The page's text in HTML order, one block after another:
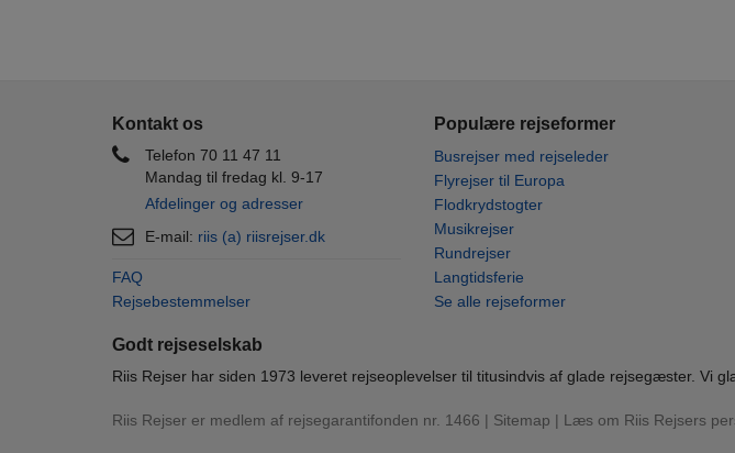
Kontakt os
Telefon 70 11 47 11
Mandag til fredag kl. 9-17
Afdelinger og adresser
E-mail: riis (a) riisrejser.dk
FAQ
Rejsebestemmelser
Populære rejseformer
Busrejser med rejseleder
Flyrejser til Europa
Flodkrydstogter
Musikrejser
Rundrejser
Langtidsferie
Se alle rejseformer
Godt rejseselskab
Riis Rejser har siden 1973 leveret rejseoplevelser til titusindvis af glade rejsegæster. Vi
Riis Rejser er medlem af rejsegarantifonden nr. 1466 | Sitemap | Læs om Riis Rejsers